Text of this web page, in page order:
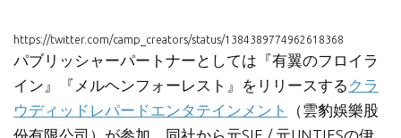
https://twitter.com/camp_creators/status/1384389774962618368
パブリッシャーパートナーとしては『有翼のフロイラ
イン』『メルヘンフォーレスト』をリリースする クラ
ウディッドレパードエンタテインメント
（雲豹娛樂股